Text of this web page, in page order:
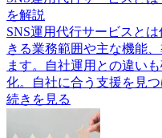
を解説
SNS運用代行サービスと
きる業務範囲や主な機能
ます。自社運用との違い
化。自社に合う支援を見
続きを見る